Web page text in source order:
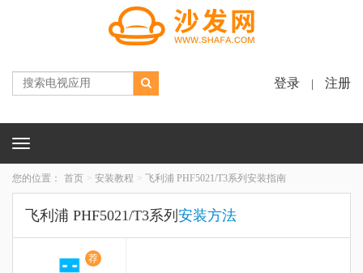
登录 注册
Toggle
您的位置： 首页 安装教程 飞利浦 PHF5021/T3系列安装指南
飞利浦 PHF5021/T3系列 安装方法
荐